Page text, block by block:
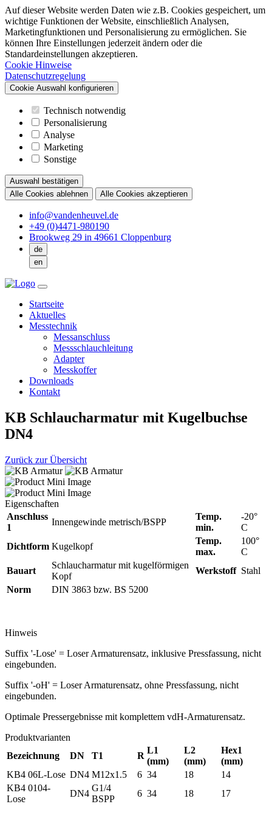
Auf dieser Website werden Daten wie z.B. Cookies gespeichert, um
wichtige Funktionen der Website, einschließlich Analysen,
Marketingfunktionen und Personalisierung zu ermöglichen. Sie
können Ihre Einstellungen jederzeit ändern oder die
Standardeinstellungen akzeptieren.
Cookie Hinweise
Datenschutzregelung
Cookie Auswahl konfigurieren
Technisch notwendig
Personalisierung
Analyse
Marketing
Sonstige
Auswahl bestätigen
Alle Cookies ablehnen
Alle Cookies akzeptieren
info@vandenheuvel.de
+49 (0)4471-980190
Brookweg 29 in 49661 Cloppenburg
de
en
Startseite
Aktuelles
Messtechnik
Messanschluss
Messschlauchleitung
Adapter
Messkoffer
Downloads
Kontakt
KB Schlaucharmatur mit Kugelbuchse
DN4
Zurück zur Übersicht
Eigenschaften
Anschluss
1
Innengewinde metrisch/BSPP
Temp.
min.
-20°
C
Dichtform Kugelkopf
Temp.
max.
100°
C
Bauart
Schlaucharmatur mit kugelförmigen
Kopf
Werkstoff Stahl
Norm
DIN 3863 bzw. BS 5200
Hinweis
Suffix '-Lose' = Loser Armaturensatz, inklusive Pressfassung, nicht
eingebunden.
Suffix '-oH' = Loser Armaturensatz, ohne Pressfassung, nicht
eingebunden.
Optimale Pressergebnisse mit komplettem vdH-Armaturensatz.
Produktvarianten
Bezeichnung
DN T1 R
L1
(mm)
L2
(mm)
Hex1
(mm)
KB4 06L-Lose DN4 M12x1.5 6 34 18
14
KB4 0104-
Lose
DN4
G1/4
BSPP
6 34 18 17